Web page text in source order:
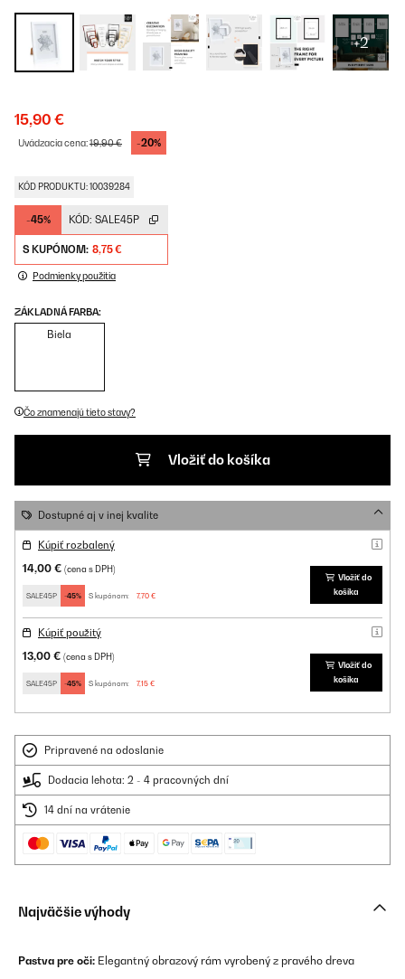
+2
15,90 €
Uvádzacia cena:19,90 € -20%
KÓD PRODUKTU: 10039284
-45% KÓD: SALE45P
S KUPÓNOM: 8,75 €
Podmienky použitia
ZÁKLADNÁ FARBA:
Biela
Čo znamenajú tieto stavy?
Vložiť do košíka
Dostupné aj v inej kvalite
Kúpiť rozbalený
14,00 € (cena s DPH)
SALE45P -45% S kupónom: 7,70 €
Vložiť do
košíka
Kúpiť použitý
13,00 € (cena s DPH)
SALE45P -45% S kupónom: 7,15 €
Vložiť do
košíka
Pripravené na odoslanie
Dodacia lehota: 2 - 4 pracovných dní
14 dní na vrátenie
Najväčšie výhody
Pastva pre oči: Elegantný obrazový rám vyrobený z pravého dreva